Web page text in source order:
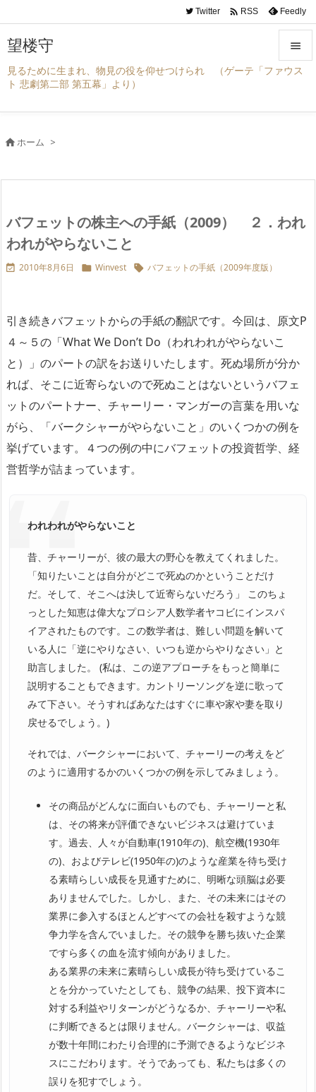
望楼守
見るために生まれ、物見の役を仰せつけられ （ゲーテ「ファウス
ト 悲劇第二部 第五幕」より）




Twitter  RSS Feedly
ホーム >
バフェットの株主への手紙（2009） ２．われ
われがやらないこと
 2010年8月6日  Winvest  バフェットの手紙（2009年度版）
引き続きバフェットからの手紙の翻訳です。今回は、原文P
４～５の「What We Don’t Do（われわれがやらないこ
と）」のパートの訳をお送りいたします。死ぬ場所が分か
れば、そこに近寄らないので死ぬことはないというバフェ
ットのパートナー、チャーリー・マンガーの言葉を用いな
がら、「バークシャーがやらないこと」のいくつかの例を
挙げています。４つの例の中にバフェットの投資哲学、経
営哲学が詰まっています。
われわれがやらないこと
昔、チャーリーが、彼の最大の野心を教えてくれました。
「知りたいことは自分がどこで死ぬのかということだけ
だ。そして、そこへは決して近寄らないだろう」 このちょ
っとした知恵は偉大なプロシア人数学者ヤコビにインスパ
イアされたものです。この数学者は、難しい問題を解いて
いる人に「逆にやりなさい、いつも逆からやりなさい」と
助言しました。 (私は、この逆アプローチをもっと簡単に
説明することもできます。カントリーソングを逆に歌って
みて下さい。そうすればあなたはすぐに車や家や妻を取り
戻せるでしょう。)
それでは、バークシャーにおいて、チャーリーの考えをど
のように適用するかのいくつかの例を示してみましょう。
その商品がどんなに面白いものでも、チャーリーと私
は、その将来が評価できないビジネスは避けていま
す。過去、人々が自動車(1910年の)、航空機(1930年
の)、およびテレビ(1950年の)のような産業を待ち受け
る素晴らしい成長を見通すために、明晰な頭脳は必要
ありませんでした。しかし、また、その未来にはその
業界に参入するほとんどすべての会社を殺すような競
争力学を含んでいました。その競争を勝ち抜いた企業
ですら多くの血を流す傾向がありました。
ある業界の未来に素晴らしい成長が待ち受けているこ
とを分かっていたとしても、競争の結果、投下資本に
対する利益やリターンがどうなるか、チャーリーや私
に判断できるとは限りません。バークシャーは、収益
が数十年間にわたり合理的に予測できるようなビジネ
スにこだわります。そうであっても、私たちは多くの
誤りを犯すでしょう。